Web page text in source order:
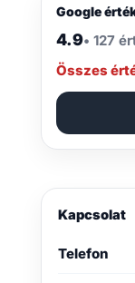
Google
4.9• 127
Összes
Kapcsolat
Telefon